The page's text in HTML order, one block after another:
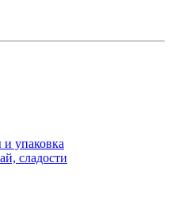
упаковка
сладости